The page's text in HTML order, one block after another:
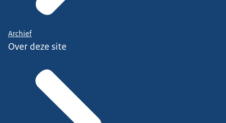
Archief
Over deze site